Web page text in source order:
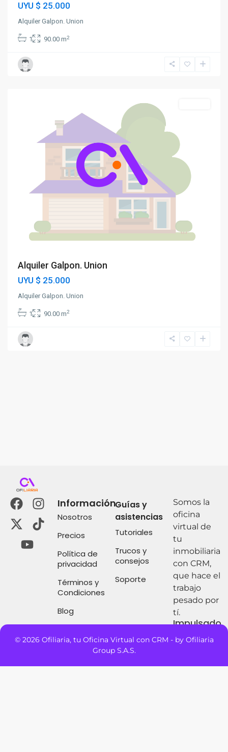
UYU $ 25.000
Alquiler Galpon. Union
1 90.00 m2
Alquiler Galpon. Union
UYU $ 25.000
Alquiler Galpon. Union
1 90.00 m2
Información
Nosotros
Precios
Política de
privacidad
Términos y
Condiciones
Blog
Guías y
asistencias
Tutoriales
Trucos y
consejos
Soporte
Somos la
oficina
virtual de
tu
inmobiliaria
con CRM,
que hace el
trabajo
pesado por
tí.
Impulsado
© 2026 Ofiliaria, tu Oficina Virtual con CRM - by Ofiliaria
Group S.A.S.